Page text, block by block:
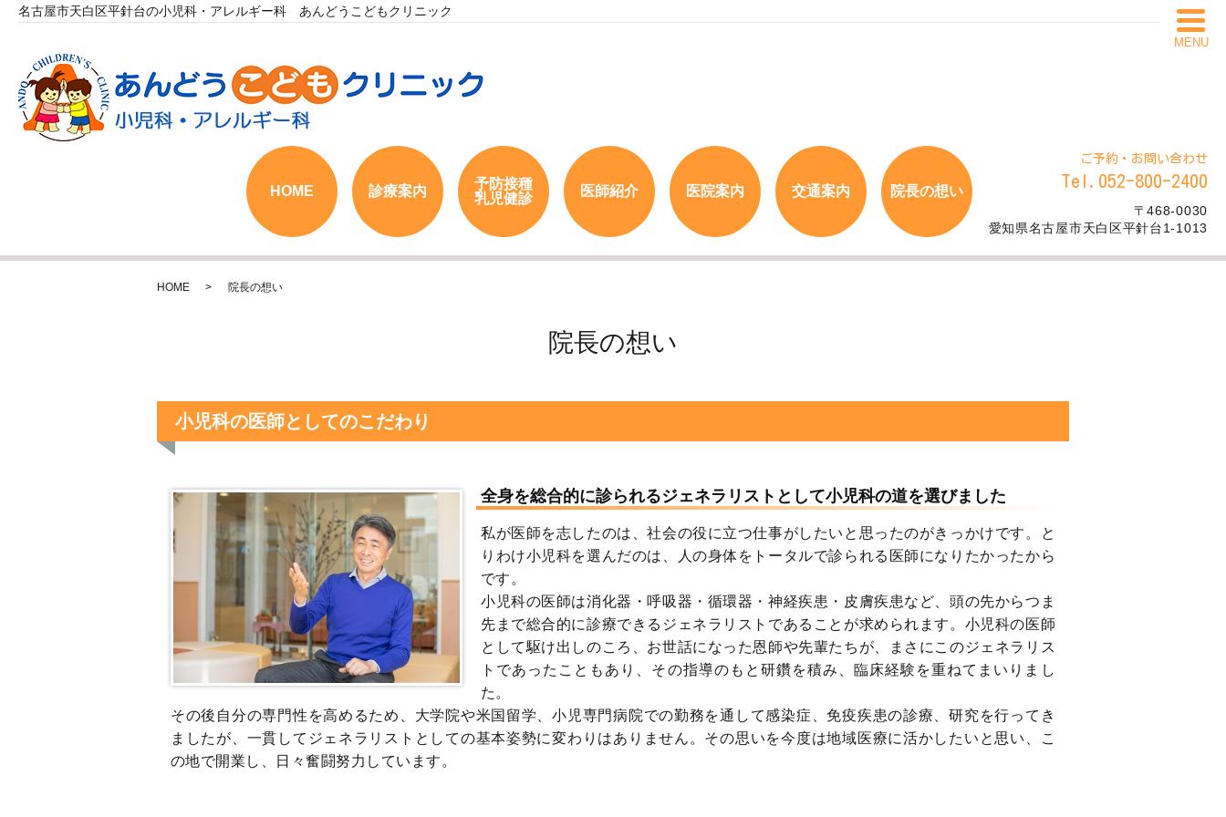
名古屋市天白区平針台の小児科・アレルギー科 あんどうこどもクリニック
HOME 診療案内
予防接種
乳児健診
医師紹介 医院案内 交通案内 院長の想い
MENU
ご予約・お問い合わせ
Tel.052-800-2400
〒468-0030
愛知県名古屋市天白区平針台1-1013
HOME 院長の想い
院長の想い
小児科の医師としてのこだわり
全身を総合的に診られるジェネラリストとして小児科の道を選びました
私が医師を志したのは、社会の役に立つ仕事がしたいと思ったのがきっかけです。と
りわけ小児科を選んだのは、人の身体をトータルで診られる医師になりたかったから
です。
小児科の医師は消化器・呼吸器・循環器・神経疾患・皮膚疾患など、頭の先からつま
先まで総合的に診療できるジェネラリストであることが求められます。小児科の医師
として駆け出しのころ、お世話になった恩師や先輩たちが、まさにこのジェネラリス
トであったこともあり、その指導のもと研鑽を積み、臨床経験を重ねてまいりまし
た。
その後自分の専門性を高めるため、大学院や米国留学、小児専門病院での勤務を通して感染症、免疫疾患の診療、研究を行ってき
ましたが、一貫してジェネラリストとしての基本姿勢に変わりはありません。その思いを今度は地域医療に活かしたいと思い、こ
の地で開業し、日々奮闘努力しています。